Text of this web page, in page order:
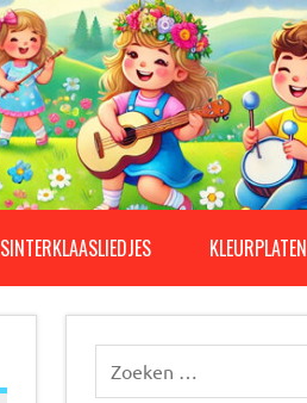
SINTERKLAASLIEDJES KLEURPLATEN